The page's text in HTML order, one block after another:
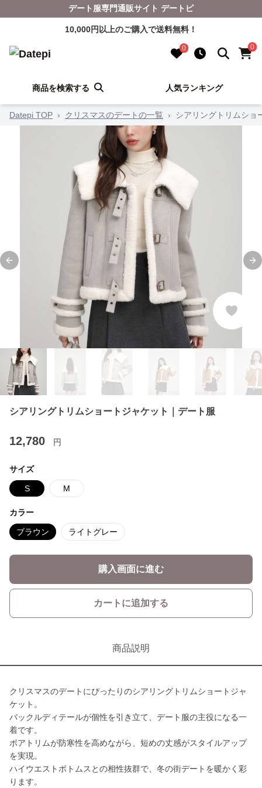
デート服専門通販サイト デートピ
10,000円以上のご購入で送料無料！
0 0
商品を検索する 人気ランキング
Datepi TOP › クリスマスのデートの一覧 › シアリングトリムショ
Previous slide
シアリングトリムショートジャケット｜デート服
12,780 円
サイズ
S M
カラー
ブラウン ライトグレー
購入画面に進む
カートに追加する
商品説明
クリスマスのデートにぴったりのシアリングトリムショートジャ
ケット。
バックルディテールが個性を引き立て、デート服の主役になる一
着です。
ボアトリムが防寒性を高めながら、短めの丈感がスタイルアップ
を実現。
ハイウエストボトムスとの相性抜群で、冬の街デートを暖かく彩
ります。